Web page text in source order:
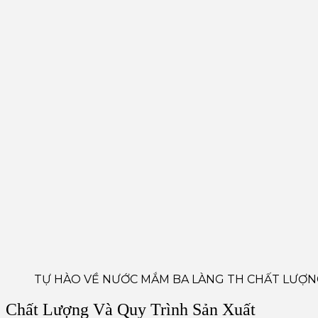
TỰ HÀO VỀ NƯỚC MẮM BA LÀNG TH CHẤT
Chất Lượng Và Quy Trình Sản Xuất